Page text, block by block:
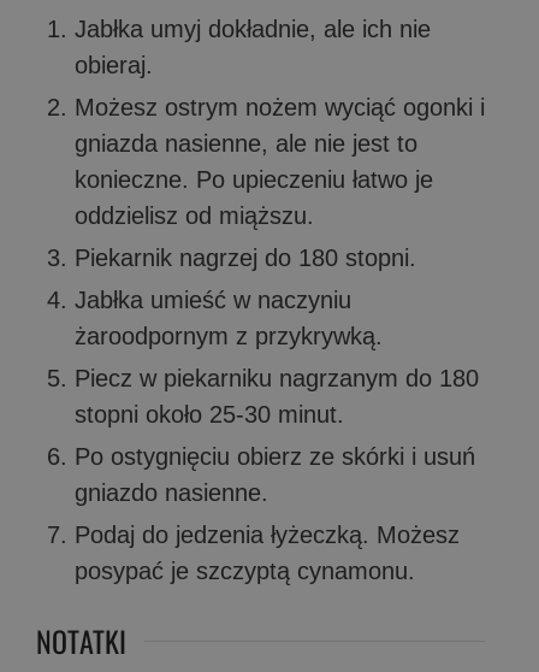
Jabłka umyj dokładnie, ale ich nie
obieraj.
Możesz ostrym nożem wyciąć ogonki i
gniazda nasienne, ale nie jest to
konieczne. Po upieczeniu łatwo je
oddzielisz od miąższu.
Piekarnik nagrzej do 180 stopni.
Jabłka umieść w naczyniu
żaroodpornym z przykrywką.
Piecz w piekarniku nagrzanym do 180
stopni około 25-30 minut.
Po ostygnięciu obierz ze skórki i usuń
gniazdo nasienne.
Podaj do jedzenia łyżeczką. Możesz
posypać je szczyptą cynamonu.
NOTATKI